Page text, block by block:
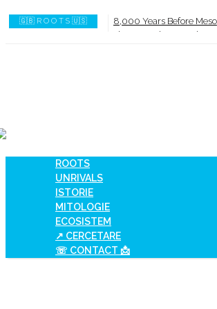
🇬🇧 R O O T S 🇺🇸
8,000 Years Before
The Burned House
ROOTS
UNRIVALS
ISTORIE
MITOLOGIE
ECOSISTEM
↗ CERCETARE
☏ CONTACT 📩